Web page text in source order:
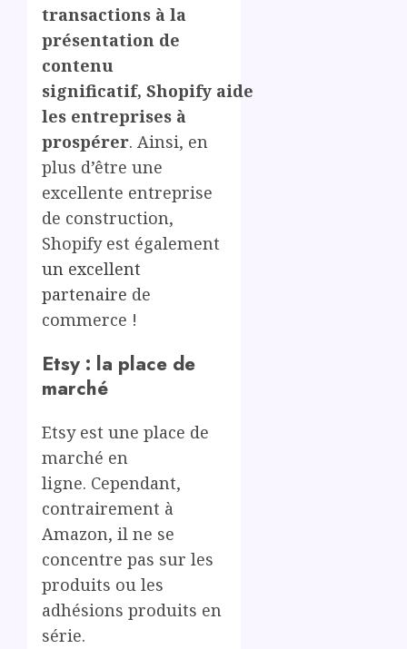
transactions à la
présentation de
contenu
significatif, Shopify aide
les entreprises à
prospérer. Ainsi, en
plus d’être une
excellente entreprise
de construction,
Shopify est également
un excellent
partenaire de
commerce !
Etsy : la place de
marché
Etsy est une place de
marché en
ligne. Cependant,
contrairement à
Amazon, il ne se
concentre pas sur les
produits ou les
adhésions produits en
série.